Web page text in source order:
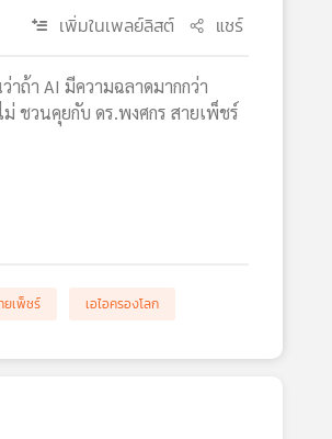
เพิ่มในเพลย์ลิสต์ แชร์
ถ้า AI มีความฉลาดมากกว่า
ชวนคุยกับ ดร.พงศกร สายเพ็ชร์
เพ็ชร์ เอไอครองโลก